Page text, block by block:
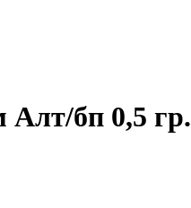
Алт/бп 0,5 гр.